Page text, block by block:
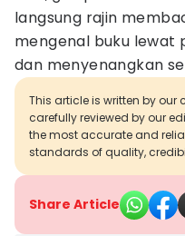
langsung rajin
mengenal buku lewat
dan menyenangkan
This article is written by
carefully reviewed by our
the most accurate and
standards of quality,
Share Article